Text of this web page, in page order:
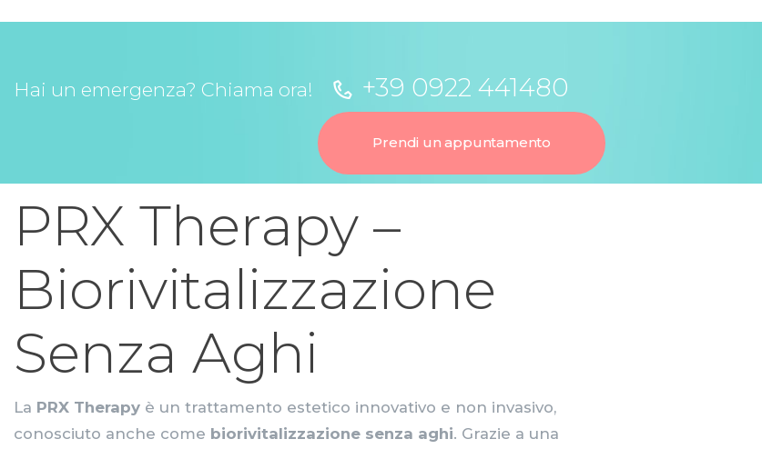
Hai un emergenza? Chiama ora! +39 0922 441480
Prendi un appuntamento
PRX Therapy –
Biorivitalizzazione
Senza Aghi
La PRX Therapy è un trattamento estetico innovativo e non invasivo,
conosciuto anche come biorivitalizzazione senza aghi. Grazie a una